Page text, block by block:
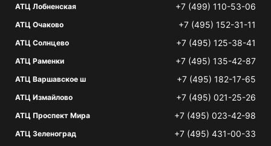
АТЦ Лобненская +7 (499) 110-53-06
АТЦ Очаково +7 (495) 152-31-11
АТЦ Солнцево +7 (495) 125-38-41
АТЦ Раменки +7 (495) 135-42-87
АТЦ Варшавское ш +7 (495) 182-17-65
АТЦ Измайлово +7 (495) 021-25-26
АТЦ Проспект Мира +7 (495) 023-42-98
АТЦ Зеленоград +7 (495) 431-00-33